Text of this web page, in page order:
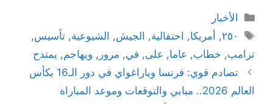
التصنيفات
الأخبار
الوسوم
٢٥٠, أمريكا, احتفالية, الجيش, الشيوعية,تأسيس,
ترامب, خطاب, عاما, على, في, مرور , ويهاجم, يمتدح
تصادم قوي: فرنسا وباراغواي في دور الـ16 بكأس
العالم 2026.. مبابي والتوقعات وموعد المباراة